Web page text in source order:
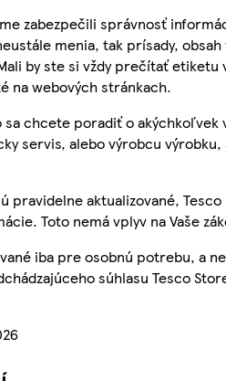
zabezpečili správnosť
menia, tak prísady, obsah
by ste si vždy prečítať etiketu
na webových stránkach.
sa chcete poradiť o akýchkoľvek
servis, alebo výrobcu
pravidelne aktualizované,
Toto nemá vplyv na Vaše
iba pre osobnú potrebu, a
súhlasu Tesco